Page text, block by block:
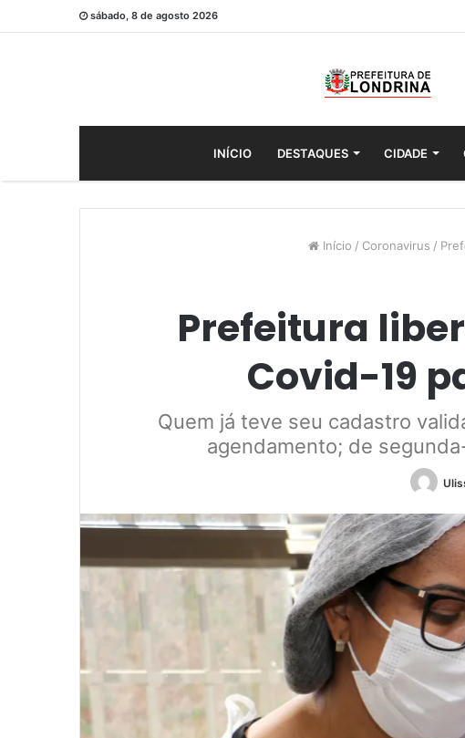
sábado, 8 de agosto 2026
INÍCIO DESTAQUES CIDADE
Início / Coronavirus /
Prefeitura
Covid-19
Quem já teve seu cadastro
agendamento; de